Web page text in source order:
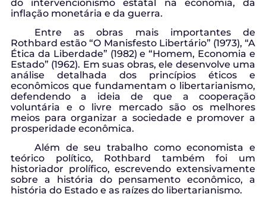
do intervencionismo estatal na economia, da
inflação monetária e da guerra.
Entre as obras mais importantes de
Rothbard estão “O Manisfesto Libertário” (1973), “A
Ética da Liberdade” (1982) e “Homem, Economia e
Estado” (1962). Em suas obras, ele desenvolve uma
análise detalhada dos princípios éticos e
econômicos que fundamentam o libertarianismo,
defendendo a ideia de que a cooperação
voluntária e o livre mercado são os melhores
meios para organizar a sociedade e promover a
prosperidade econômica.
Além de seu trabalho como economista e
teórico político, Rothbard também foi um
historiador prolífico, escrevendo extensivamente
sobre a história do pensamento econômico, a
história do Estado e as raízes do libertarianismo.